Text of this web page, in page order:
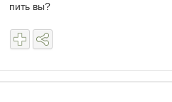
пить вы?